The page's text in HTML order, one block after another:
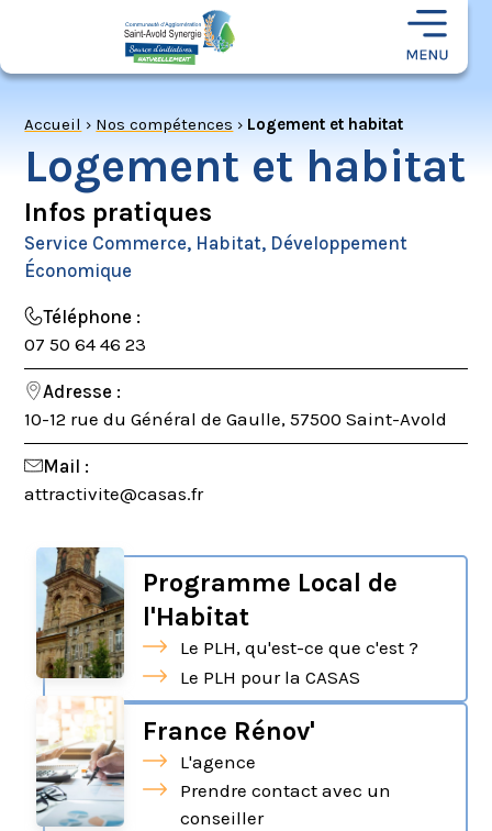
Accueil › Nos compétences › Logement et habitat
Logement et habitat
Infos pratiques
Service Commerce, Habitat, Développement
Économique
Téléphone :
07 50 64 46 23
Adresse :
10-12 rue du Général de Gaulle, 57500 Saint-Avold
Mail :
attractivite@casas.fr
Programme Local de
l'Habitat
Le PLH, qu'est-ce que c'est ?
Le PLH pour la CASAS
France Rénov'
L'agence
Prendre contact avec un
conseiller